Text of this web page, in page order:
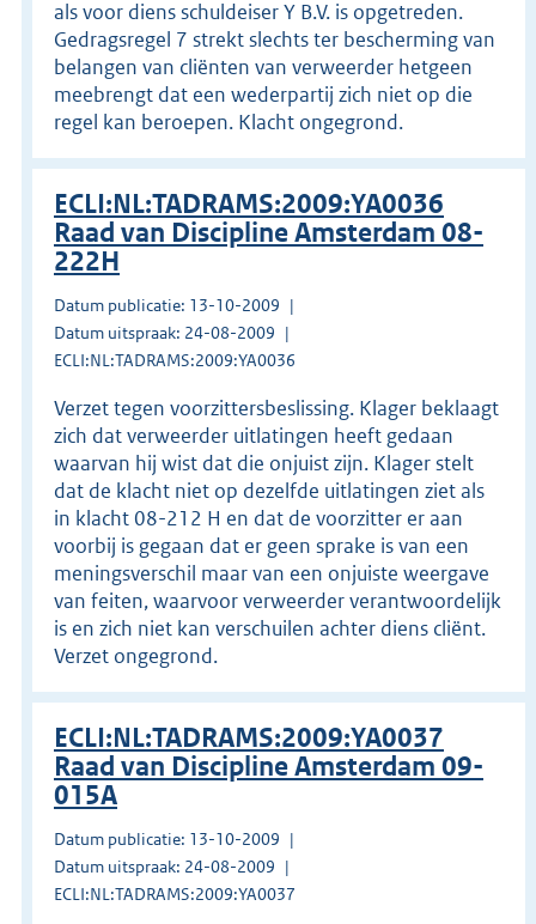
als voor diens schuldeiser Y B.V. is opgetreden.
Gedragsregel 7 strekt slechts ter bescherming van
belangen van cliënten van verweerder hetgeen
meebrengt dat een wederpartij zich niet op die
regel kan beroepen. Klacht ongegrond.
ECLI:NL:TADRAMS:2009:YA0036
Raad van Discipline Amsterdam 08-
222H
Datum publicatie: 13-10-2009
Datum uitspraak: 24-08-2009
ECLI:NL:TADRAMS:2009:YA0036
Verzet tegen voorzittersbeslissing. Klager beklaagt
zich dat verweerder uitlatingen heeft gedaan
waarvan hij wist dat die onjuist zijn. Klager stelt
dat de klacht niet op dezelfde uitlatingen ziet als
in klacht 08-212 H en dat de voorzitter er aan
voorbij is gegaan dat er geen sprake is van een
meningsverschil maar van een onjuiste weergave
van feiten, waarvoor verweerder verantwoordelijk
is en zich niet kan verschuilen achter diens cliënt.
Verzet ongegrond.
ECLI:NL:TADRAMS:2009:YA0037
Raad van Discipline Amsterdam 09-
015A
Datum publicatie: 13-10-2009
Datum uitspraak: 24-08-2009
ECLI:NL:TADRAMS:2009:YA0037